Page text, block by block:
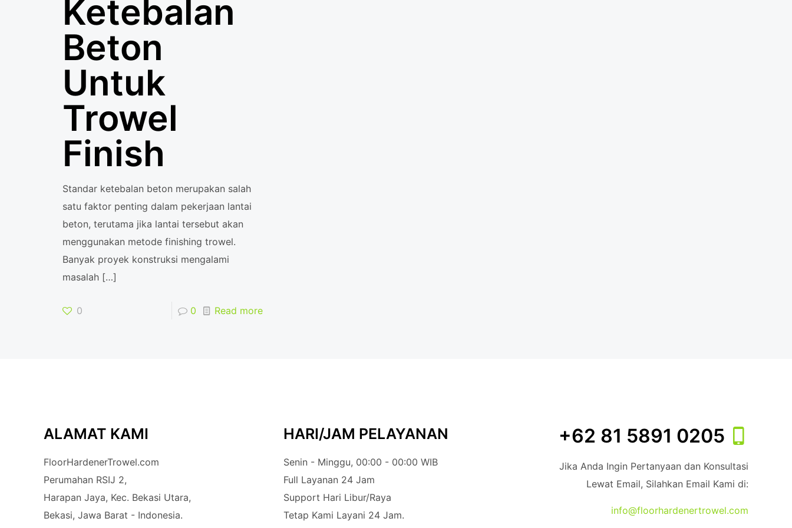
Ketebalan
Beton
Untuk
Trowel
Finish
Standar ketebalan beton merupakan salah
satu faktor penting dalam pekerjaan lantai
beton, terutama jika lantai tersebut akan
menggunakan metode finishing trowel.
Banyak proyek konstruksi mengalami
masalah[…]
0 0 Read more
ALAMAT KAMI
FloorHardenerTrowel.com
Perumahan RSIJ 2,
Harapan Jaya, Kec. Bekasi Utara,
Bekasi, Jawa Barat - Indonesia.
HARI/JAM PELAYANAN
Senin - Minggu, 00:00 - 00:00 WIB
Full Layanan 24 Jam
Support Hari Libur/Raya
Tetap Kami Layani 24 Jam.
+62 81 5891 0205
Jika Anda Ingin Pertanyaan dan Konsultasi
Lewat Email, Silahkan Email Kami di:
info@floorhardenertrowel.com